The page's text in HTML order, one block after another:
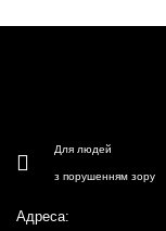
Для людей
з порушенням зору
Адреса: